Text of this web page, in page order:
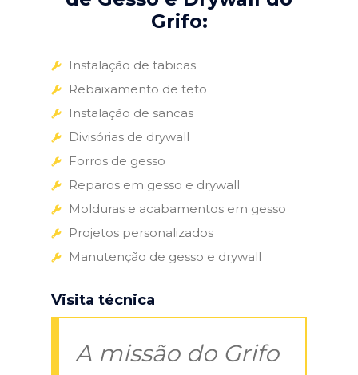
Grifo:
Instalação de tabicas
Rebaixamento de teto
Instalação de sancas
Divisórias de drywall
Forros de gesso
Reparos em gesso e drywall
Molduras e acabamentos em gesso
Projetos personalizados
Manutenção de gesso e drywall
Visita técnica
A missão do Grifo